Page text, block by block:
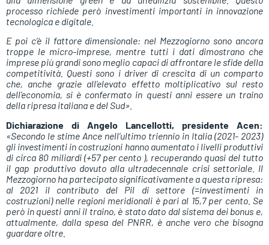
processo richiede però investimenti importanti in innovazione
tecnologica e digitale.
E poi c’è il fattore dimensionale: nel Mezzogiorno sono ancora
troppe le micro-imprese, mentre tutti i dati dimostrano che
imprese più grandi sono meglio capaci di affrontare le sfide della
competitività. Questi sono i driver di crescita di un comparto
che, anche grazie all’elevato effetto moltiplicativo sul resto
dell’economia, si è confermato in questi anni essere un traino
della ripresa italiana e del Sud».
Dichiarazione di Angelo Lancellotti, presidente Acen:
«Secondo le stime Ance nell’ultimo triennio in Italia (2021- 2023)
gli investimenti in costruzioni hanno aumentato i livelli produttivi
di circa 80 miliardi (+57 per cento ), recuperando quasi del tutto
il gap produttivo dovuto alla ultradecennale crisi settoriale. Il
Mezzogiorno ha partecipato significativamente a questa ripresa:
al 2021 il contributo del Pil di settore (=investimenti in
costruzioni) nelle regioni meridionali è pari al 15,7 per cento. Se
però in questi anni il traino, è stato dato dal sistema dei bonus e,
attualmente, dalla spesa del PNRR, è anche vero che bisogna
guardare oltre.